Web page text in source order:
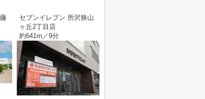
セブンイレブン 所沢狭山
ヶ丘2丁目店
約641m／9分